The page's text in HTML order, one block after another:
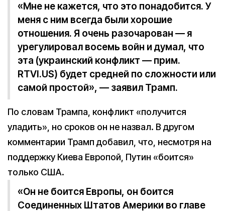
«Мне не кажется, что это понадобится. У
меня с ним всегда были хорошие
отношения. Я очень разочарован — я
урегулировал восемь войн и думал, что
эта (украинский конфликт — прим.
RTVI.US) будет средней по сложности или
самой простой», — заявил Трамп.
По словам Трампа, конфликт «получится
уладить», но сроков он не назвал. В другом
комментарии Трамп добавил, что, несмотря на
поддержку Киева Европой, Путин «боится»
только США.
«Он не боится Европы, он боится
Соединенных Штатов Америки во главе